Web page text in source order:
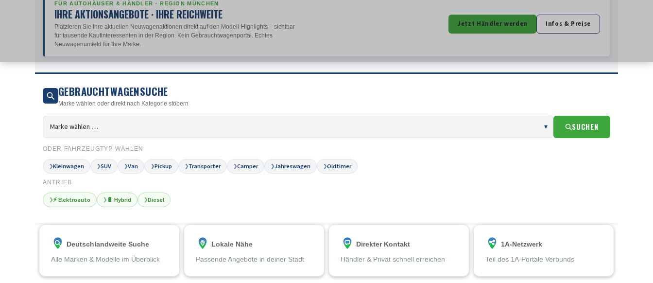
FÜR AUTOHÄUSER & HÄNDLER · REGION MÜNCHEN
IHRE AKTIONSANGEBOTE · IHRE REICHWEITE
Platzieren Sie Ihre aktuellen Neuwagenaktionen direkt auf den Modell-Highlights – sichtbar
für tausende Kaufinteressenten in der Region. Kein Gebrauchtwagenportal. Echtes
Neuwagenumfeld für Ihre Marke.
Jetzt Händler werden Infos & Preise
GEBRAUCHTWAGENSUCHE
Marke wählen oder direkt nach Kategorie stöbern
SUCHEN
ODER FAHRZEUGTYP WÄHLEN
❯Kleinwagen ❯SUV ❯Van ❯Pickup ❯Transporter ❯Camper ❯Jahreswagen ❯Oldtimer
ANTRIEB
❯⚡ Elektroauto ❯ 🔋 Hybrid ❯Diesel
Deutschlandweite Suche
Alle Marken & Modelle im Überblick
Lokale Nähe
Passende Angebote in deiner Stadt
Direkter Kontakt
Händler & Privat schnell erreichen
1A-Netzwerk
Teil des 1A-Portale Verbunds